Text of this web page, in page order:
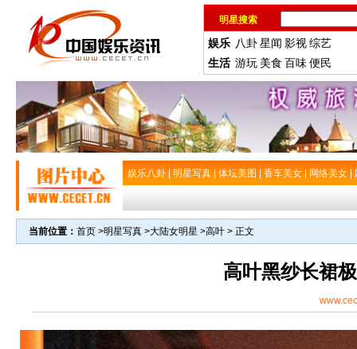
明星搜索
娱乐 八卦星闻 影视综艺
生活 游玩 美食 百味便民
娱乐八卦 明星写真 体坛美图 香车美女 网络美女
当前位置： 首页 >明星写真 >大陆女明星 >高叶 > 正文
高叶黑纱长裙